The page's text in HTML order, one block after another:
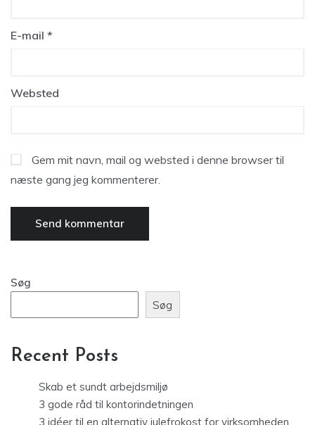
E-mail *
Websted
Gem mit navn, mail og websted i denne browser til
næste gang jeg kommenterer.
Søg
Søg
Recent Posts
Skab et sundt arbejdsmiljø
3 gode råd til kontorindetningen
3 idéer til en alternativ julefrokost for virksomheden